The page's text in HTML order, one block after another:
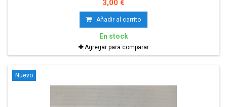
3,00 €
Añadir al carrito
En stock
Agregar para comparar
Nuevo